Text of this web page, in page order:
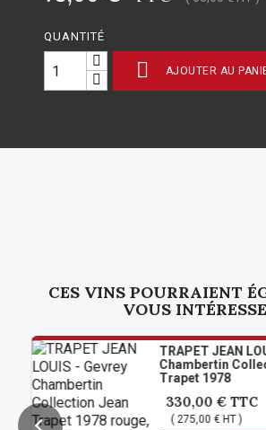
QUANTITÉ
 AJOUTER AU
CES VINS POURRAIENT
VOUS
TRAPET JEAN LOUIS - Gevrey
Chambertin Collection Jean
Trapet 1978
330,00 € TTC
( 275,00 € HT )